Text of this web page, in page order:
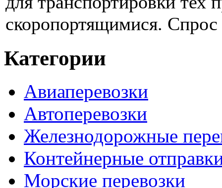
скоропортящимися. Спрос
Категории
Авиаперевозки
Автоперевозки
Железнодорожные
Контейнерные
Морские перевозки